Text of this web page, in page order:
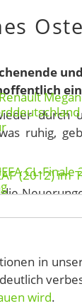
CL-Finale
durch
ruhig,
(2012) im
in
wird.